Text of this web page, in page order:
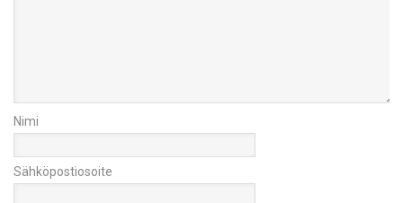
Nimi
Sähköpostiosoite